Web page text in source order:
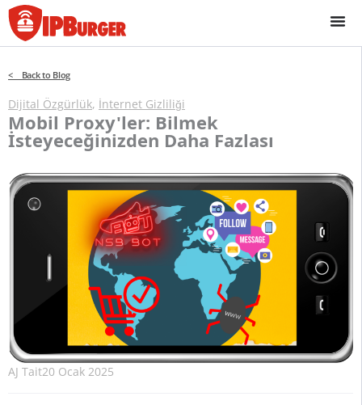
İçeriğe
geç
< Back to Blog
Dijital Özgürlük, İnternet Gizliliği
Mobil Proxy'ler: Bilmek
İsteyeceğinizden Daha Fazlası
AJ Tait20 Ocak 2025